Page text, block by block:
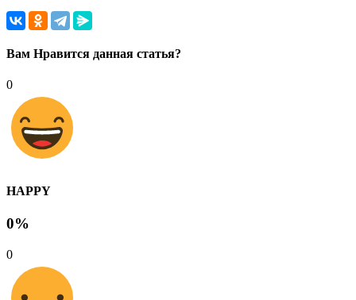
Вам Нравится данная статья?
0
HAPPY
0%
0